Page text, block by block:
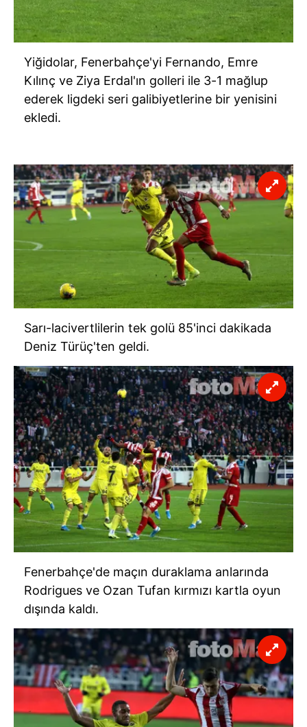
Yiğidolar, Fenerbahçe'yi Fernando, Emre
Kılınç ve Ziya Erdal'ın golleri ile 3-1 mağlup
ederek ligdeki seri galibiyetlerine bir yenisini
ekledi.
Sarı-lacivertlilerin tek golü 85'inci dakikada
Deniz Türüç'ten geldi.
Fenerbahçe'de maçın duraklama anlarında
Rodrigues ve Ozan Tufan kırmızı kartla oyun
dışında kaldı.